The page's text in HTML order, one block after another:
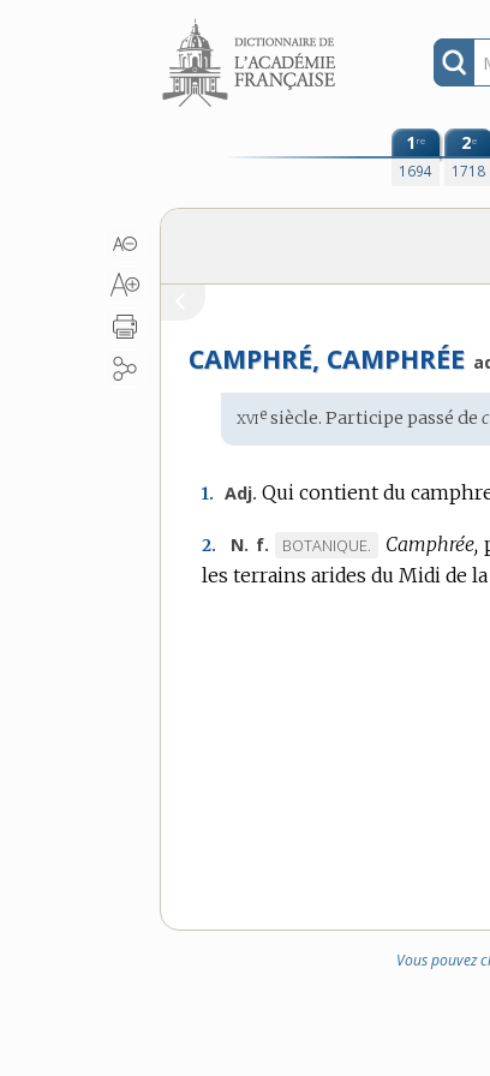
Aller au contenu
1re
1694
2e
1718
CAMPHRÉ, CAMPHRÉE
Étymologie
:
xvie siècle. Participe passé de
1. Adj. Qui contient du
2. N. f.
MARQUE
DE
BOTANIQUE. Camphrée,
les terrains arides du Midi de
Vous pouvez